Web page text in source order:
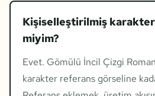
Kişiselleştirilmiş
miyim?
Evet. Gömülü İncil Çizgi Roman
karakter referans görseline